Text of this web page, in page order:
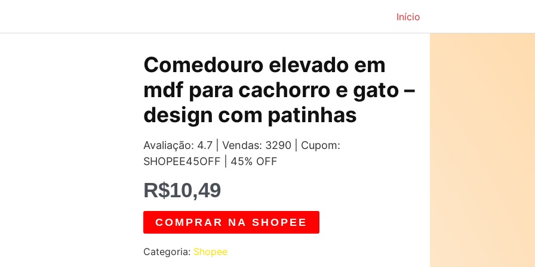
Início
Comedouro elevado em
mdf para cachorro e gato –
design com patinhas
Avaliação: 4.7 | Vendas: 3290 | Cupom:
SHOPEE45OFF | 45% OFF
R$10,49
COMPRAR NA SHOPEE
Categoria: Shopee